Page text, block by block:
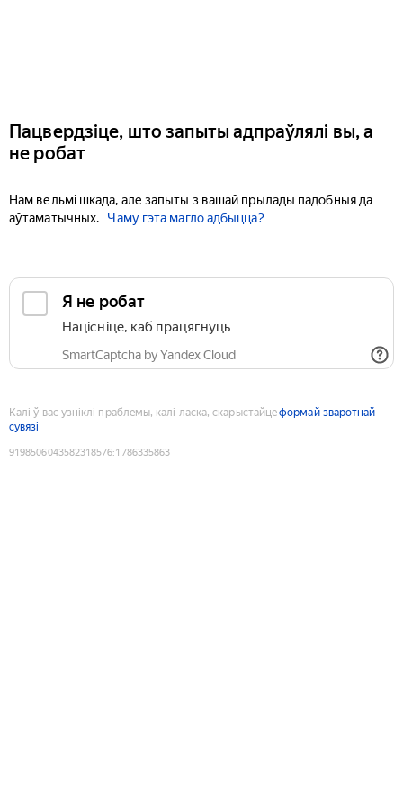
Пацвердзіце, што запыты адпраўлялі вы, а
не робат
Нам вельмі шкада, але запыты з вашай прылады падобныя да
аўтаматычных.
Чаму гэта магло адбыцца?
Я не робат
Націсніце, каб працягнуць
SmartCaptcha by Yandex Cloud
Калі ў вас узніклі праблемы, калі ласка, скарыстайцеформай зваротнай
сувязі
9198506043582318576:1786335863